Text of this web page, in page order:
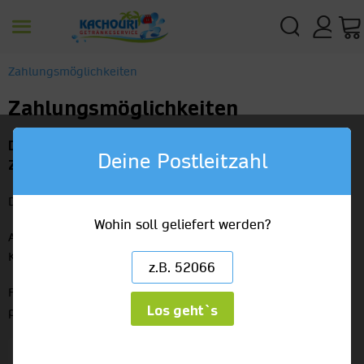
Zahlungsmöglichkeiten
Zahlungsmöglichkeiten
Die Qual der Wahl. Wir bieten dir folgende
Zahlungsmöglichkeiten:
Dein zurückgegebenes Pfand wird vor Ort direkt verrechnet.
Anschließend kannst du beim Fahrer vor Ort in Bar, mit EC-
Karte / Girocard, Kreditkarte, Google Pay, Apple Pay bezahlen.
Firmenkunden können den Rechnungsbetrag auch bequem
per Lastschrift einziehen lassen.
Deine Postleitzahl
Wohin soll geliefert werden?
Los geht`s